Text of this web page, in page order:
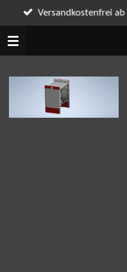
Zum
Hauptinhalt
springen
Versandkostenfrei